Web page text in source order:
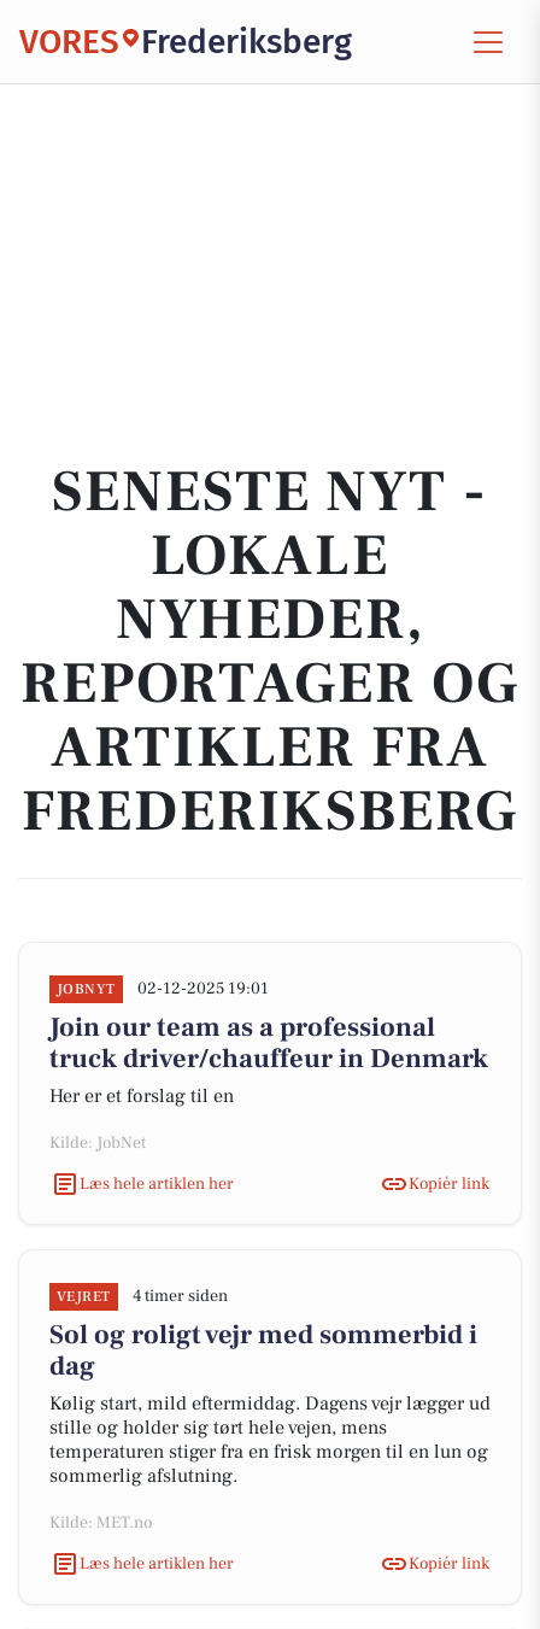
VORES Frederiksberg
SENESTE NYT -
LOKALE
NYHEDER,
REPORTAGER OG
ARTIKLER FRA
FREDERIKSBERG
JOBNYT 02-12-2025 19:01
Join our team as a professional
truck driver/chauffeur in Denmark
Her er et forslag til en
Kilde: JobNet
Læs hele artiklen her
Kopiér link
VEJRET 4 timer siden
Sol og roligt vejr med sommerbid i
dag
Kølig start, mild eftermiddag. Dagens vejr lægger ud
stille og holder sig tørt hele vejen, mens
temperaturen stiger fra en frisk morgen til en lun og
sommerlig afslutning.
Kilde: MET.no
Læs hele artiklen her
Kopiér link